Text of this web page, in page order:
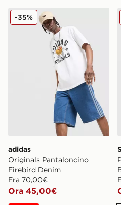
adidas Originals
adidas
Originals Pantaloncino
Firebird Denim
Era 70,00€
Ora 45,00€
-35%